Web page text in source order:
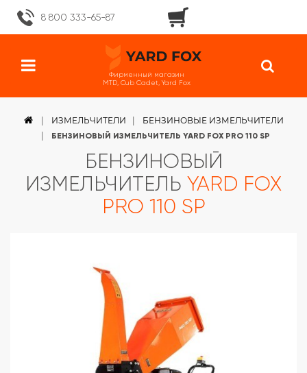
8 800 333-65-87
Фирменный магазин
MTD, Cub Cadet, Yard Fox
ИЗМЕЛЬЧИТЕЛИ БЕНЗИНОВЫЕ ИЗМЕЛЬЧИТЕЛИ
БЕНЗИНОВЫЙ ИЗМЕЛЬЧИТЕЛЬ YARD FOX PRO 110 SP
БЕНЗИНОВЫЙ
ИЗМЕЛЬЧИТЕЛЬ YARD FOX
PRO 110 SP